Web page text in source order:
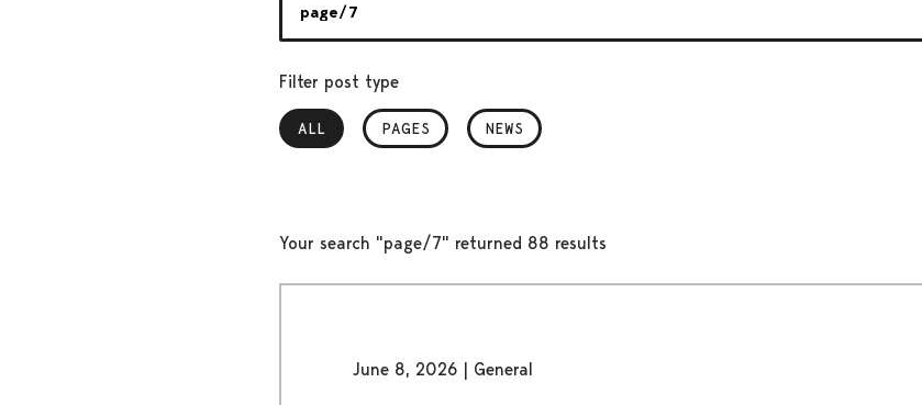
Filter post type
ALL
, SELECTEDPAGES NEWS
Your search "page/7" returned 88 results
June 8, 2026 | General